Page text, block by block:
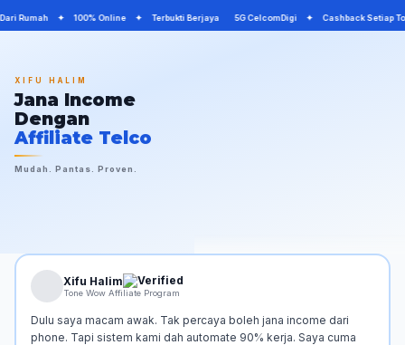
Rumah ✦ 100% Online ✦ Terbukti Berjaya 5G CelcomDigi ✦ Cashback
XIFU HALIM
Jana Income
Dengan
Affiliate Telco
Mudah. Pantas. Proven.
Xifu Halim
Tone Wow Affiliate Program
Dulu saya macam awak. Tak percaya boleh jana income dari
phone. Tapi sistem kami dah automate 90% kerja. Saya cuma